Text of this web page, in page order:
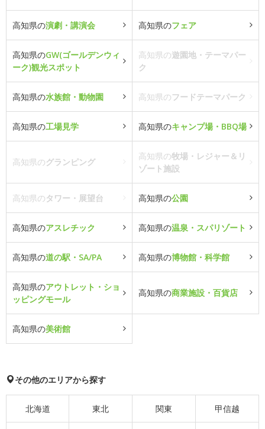
高知県の演劇・講演会 高知県のフェア
高知県のGW(ゴールデンウィ
ーク)観光スポット
高知県の遊園地・テーマパー
ク
高知県の水族館・動物園 高知県のフードテーマパーク
高知県の工場見学 高知県のキャンプ場・BBQ場
高知県のグランピング
高知県の牧場・レジャー＆リ
ゾート施設
高知県のタワー・展望台 高知県の公園
高知県のアスレチック 高知県の温泉・スパリゾート
高知県の道の駅・SA/PA 高知県の博物館・科学館
高知県のアウトレット・ショ
ッピングモール
高知県の商業施設・百貨店
高知県の美術館
その他のエリアから探す
北海道 東北 関東 甲信越